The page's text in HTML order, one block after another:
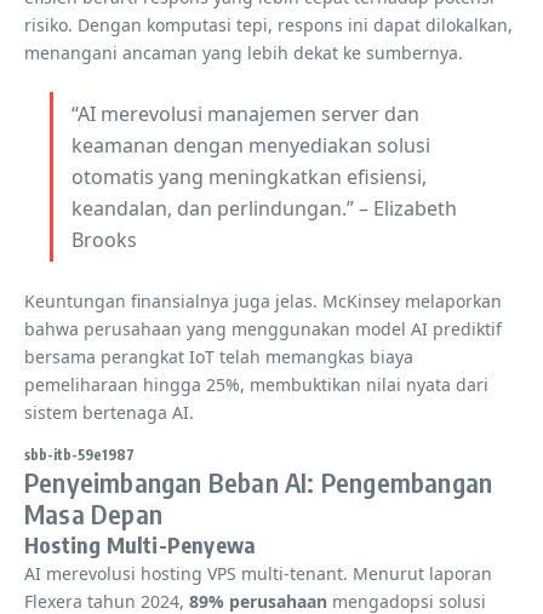
risiko. Dengan komputasi tepi, respons ini dapat dilokalkan,
menangani ancaman yang lebih dekat ke sumbernya.
“AI merevolusi manajemen server dan
keamanan dengan menyediakan solusi
otomatis yang meningkatkan efisiensi,
keandalan, dan perlindungan.” – Elizabeth
Brooks
Keuntungan finansialnya juga jelas. McKinsey melaporkan
bahwa perusahaan yang menggunakan model AI prediktif
bersama perangkat IoT telah memangkas biaya
pemeliharaan hingga 25%, membuktikan nilai nyata dari
sistem bertenaga AI.
sbb-itb-59e1987
Penyeimbangan Beban AI: Pengembangan
Masa Depan
Hosting Multi-Penyewa
AI merevolusi hosting VPS multi-tenant. Menurut laporan
Flexera tahun 2024, 89% perusahaan mengadopsi solusi